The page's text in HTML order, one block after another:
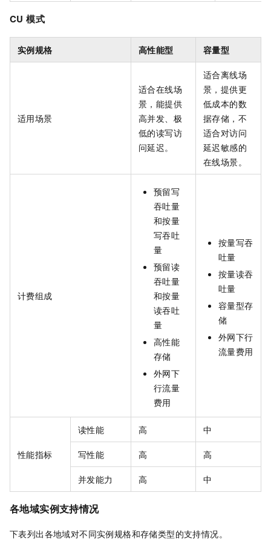
CU 模式
实例规格 高性能型 容量型
适用场景
适合在线场
景，能提供
高并发、极
低的读写访
问延迟。
适合离线场
景，提供更
低成本的数
据存储，不
适合对访问
延迟敏感的
在线场景。
计费组成
预留写
吞吐量
和按量
写吞吐
量
预留读
吞吐量
和按量
读吞吐
量
高性能
存储
外网下
行流量
费用
按量写吞
吐量
按量读吞
吐量
容量型存
储
外网下行
流量费用
性能指标
读性能 高 中
写性能 高 高
并发能力 高 中
各地域实例支持情况
下表列出各地域对不同实例规格和存储类型的支持情况。